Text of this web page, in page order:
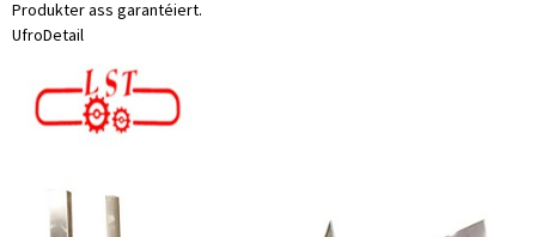
Produkter ass garantéiert.
UfroDetail